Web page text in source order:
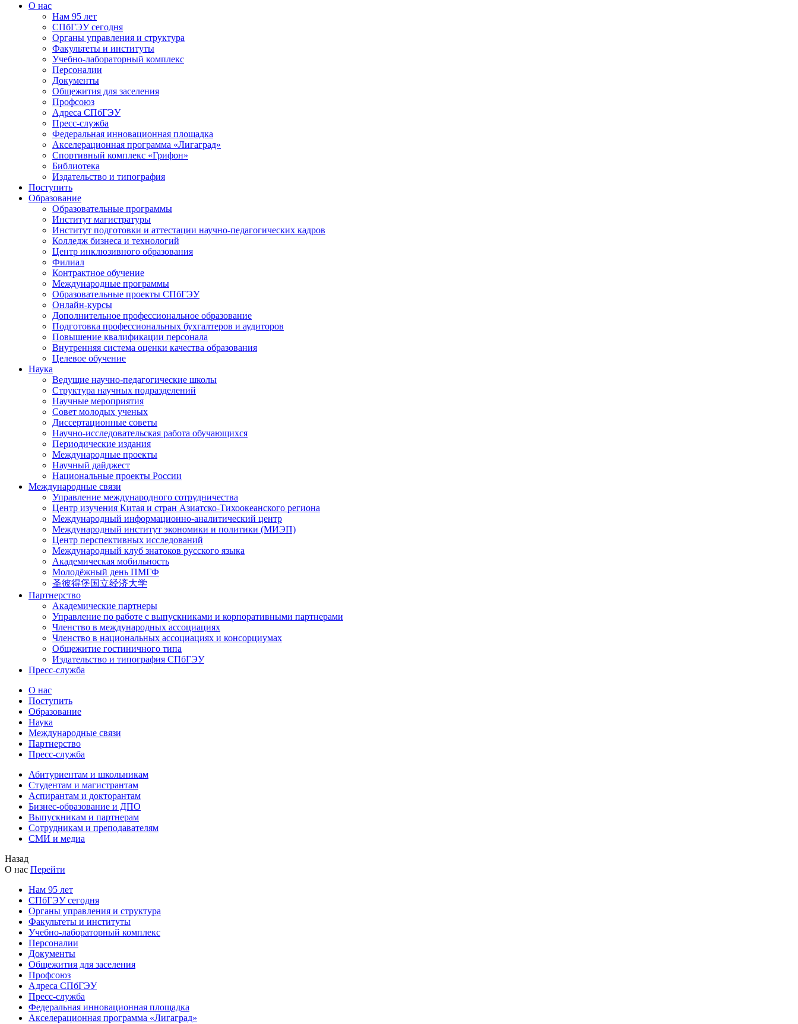
О нас
Нам 95 лет
СПбГЭУ сегодня
Органы управления и структура
Факультеты и институты
Учебно-лабораторный комплекс
Персоналии
Документы
Общежития для заселения
Профсоюз
Адреса СПбГЭУ
Пресс-служба
Федеральная инновационная площадка
Акселерационная программа «Лигаград»­­
Спортивный комплекс «Грифон»
Библиотека
Издательство и типография
Поступить
Образование
Образовательные программы
Институт магистратуры
Институт подготовки и аттестации научно-педагогических кадров
Колледж бизнеса и технологий
Центр инклюзивного образования
Филиал
Контрактное обучение
Международные программы
Образовательные проекты СПбГЭУ
Онлайн-курсы
Дополнительное профессиональное образование
Подготовка профессиональных бухгалтеров и аудиторов
Повышение квалификации персонала
Внутренняя система оценки качества образования
Целевое обучение
Наука
Ведущие научно-педагогические школы
Структура научных подразделений
Научные мероприятия
Совет молодых ученых
Диссертационные советы
Научно-исследовательская работа обучающихся
Периодические издания
Международные проекты
Научный дайджест
Национальные проекты России
Международные связи
Управление международного сотрудничества
Центр изучения Китая и стран Азиатско-Тихоокеанского региона
Международный информационно-аналитический центр
Международный институт экономики и политики (МИЭП)
Центр перспективных исследований
Международный клуб знатоков русского языка
Академическая мобильность
Молодёжный день ПМГФ
圣彼得堡国立经济大学
Партнерство
Академические партнеры
Управление по работе с выпускниками и корпоративными партнерами
Членство в международных ассоциациях
Членство в национальных ассоциациях и консорциумах
Общежитие гостиничного типа
Издательство и типография СПбГЭУ
Пресс-служба
О нас
Поступить
Образование
Наука
Международные связи
Партнерство
Пресс-служба
Абитуриентам и школьникам
Студентам и магистрантам
Аспирантам и докторантам
Бизнес-образование и ДПО
Выпускникам и партнерам
Сотрудникам и преподавателям
СМИ и медиа
Назад
О нас Перейти
Нам 95 лет
СПбГЭУ сегодня
Органы управления и структура
Факультеты и институты
Учебно-лабораторный комплекс
Персоналии
Документы
Общежития для заселения
Профсоюз
Адреса СПбГЭУ
Пресс-служба
Федеральная инновационная площадка
Акселерационная программа «Лигаград»­­